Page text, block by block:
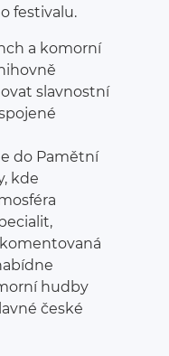
festivalu.
a komorní
slavnostní
do Pamětní
kde
hudby
české